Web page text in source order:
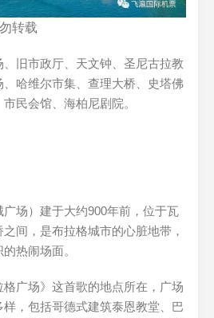
转载
、旧市政厅、天文钟、圣尼古拉教
哈维尔市集、查理大桥、史塔佛
民会馆、海柏尼剧院。
场）建于大约900年前，位于瓦
间，是布拉格城市的心脏地带，
热闹场面。
广场》这首歌的地点所在，广场
，包括哥德式建筑泰恩教堂、巴